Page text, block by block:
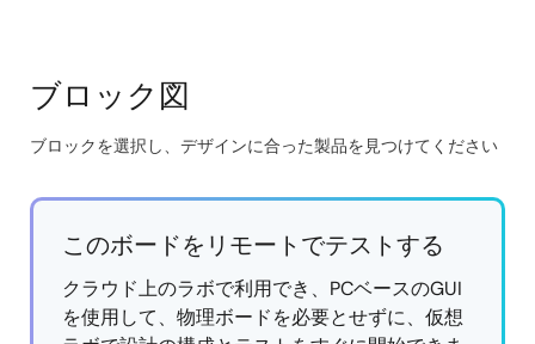
け部品を必要とするシンプルな構成で対応します。
ステムの構築を簡素化します。
アプリケーション向けのソフトウェアの開発と評価
ブロック図
ブロックを選択し、デザインに合った製品を見つけてください
interactive
diagram
このボードをリモートでテストする
クラウド上のラボで利用でき、PCベースのGUI
を使用して、物理ボードを必要とせずに、仮想